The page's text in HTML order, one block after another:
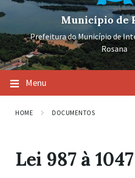
Município de
Prefeitura do Município de
Rosana
Menu
HOME DOCUMENTOS
Lei 987 à 1047